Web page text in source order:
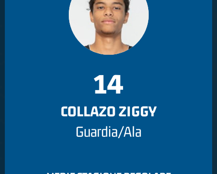
14
COLLAZO ZIGGY
Guardia/Ala